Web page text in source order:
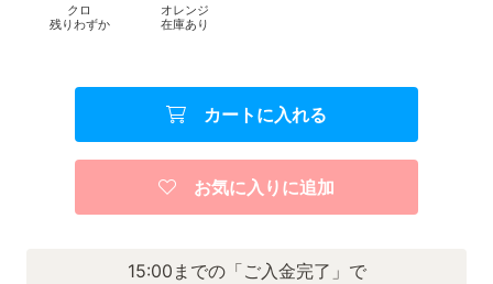
クロ
残りわずか
オレンジ
在庫あり
カートに入れる
お気に入りに追加
15:00までの「ご入金完了」で